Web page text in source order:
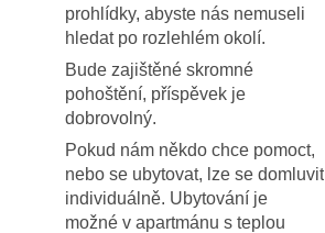
prohlídky, abyste nás nemuseli
hledat po rozlehlém okolí.
Bude zajištěné skromné
pohoštění, příspěvek je
dobrovolný.
Pokud nám někdo chce pomoct,
nebo se ubytovat, lze se domluvit
individuálně. Ubytování je
možné v apartmánu s teplou